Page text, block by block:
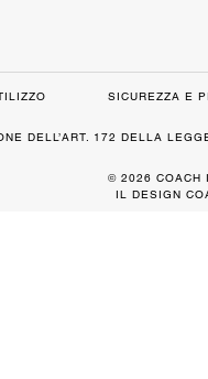
SICUREZZA E
DELL’ART. 172 DELLA
© 2026 COACH
IL DESIGN